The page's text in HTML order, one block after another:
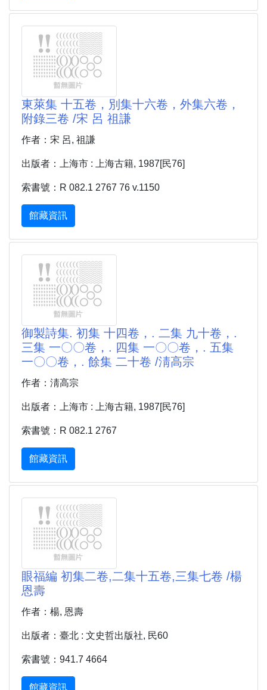
東萊集 十五卷，別集十六卷，外集六卷，
附錄三卷 /宋 呂 祖謙
作者：宋 呂, 祖謙
出版者：上海市 : 上海古籍, 1987[民76]
索書號：R 082.1 2767 76 v.1150
館藏資訊
御製詩集. 初集 十四卷，. 二集 九十卷，.
三集 一〇〇卷，. 四集 一〇〇卷，. 五集
一〇〇卷，. 餘集 二十卷 /淸高宗
作者：淸高宗
出版者：上海市 : 上海古籍, 1987[民76]
索書號：R 082.1 2767
館藏資訊
眼福編 初集二卷,二集十五卷,三集七卷 /楊
恩壽
作者：楊, 恩壽
出版者：臺北 : 文史哲出版社, 民60
索書號：941.7 4664
館藏資訊